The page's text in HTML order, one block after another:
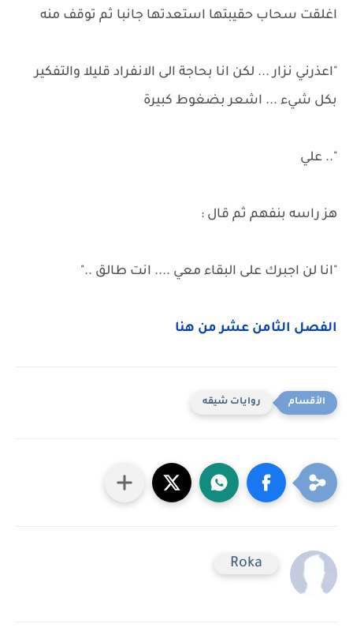
اغلقت سحاب حقيبتها استعدتها جانبا ثم توقف منه
"اعذرني نزار ... لكن انا بحاجة الى الانفراد قليلا والتفكير
بكل شيء ... اشعر بضغوط كبيرة
".. علي
هز راسه بنفهم ثم قال :
"انا لن اجبرك على البقاء معي .... انت طالق .."
الفصل الثامن عشر من هنا
روايات شيقه
Roka